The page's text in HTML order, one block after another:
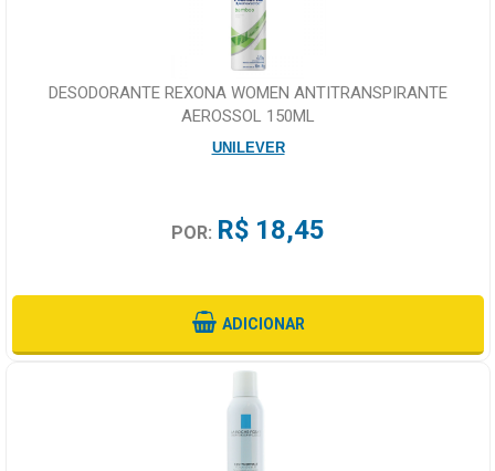
DESODORANTE REXONA WOMEN ANTITRANSPIRANTE
AEROSSOL 150ML
UNILEVER
POR: R$ 18,45
ADICIONAR